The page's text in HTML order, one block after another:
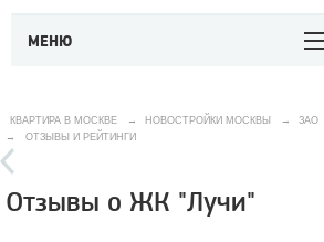
МЕНЮ
КВАРТИРА В МОСКВЕ → НОВОСТРОЙКИ МОСКВЫ → ЗАО
→
ОТЗЫВЫ И РЕЙТИНГИ
Отзывы о ЖК "Лучи"